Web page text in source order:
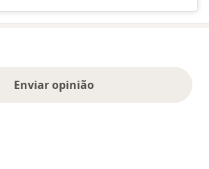
Enviar opinião